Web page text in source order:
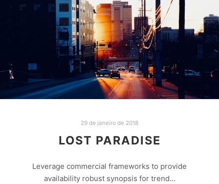
29 de janeiro de 2018
LOST PARADISE
Leverage commercial frameworks to provide
availability robust synopsis for trend…